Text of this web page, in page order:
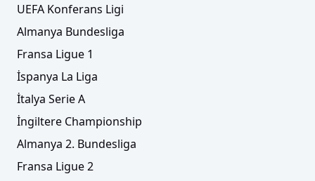
UEFA Konferans Ligi
Almanya Bundesliga
Fransa Ligue 1
İspanya La Liga
İtalya Serie A
İngiltere Championship
Almanya 2. Bundesliga
Fransa Ligue 2